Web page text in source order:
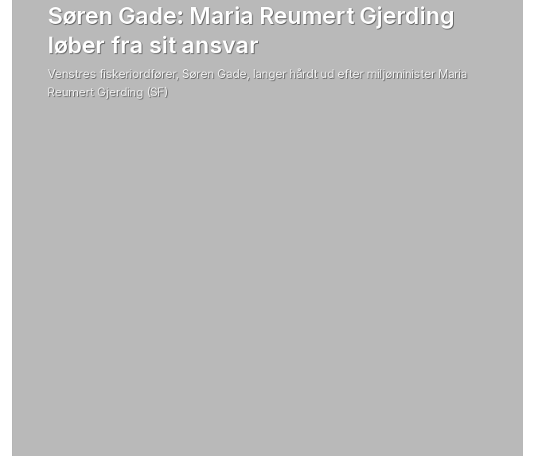
Søren Gade: Maria Reumert Gjerding
løber fra sit ansvar
Venstres fiskeriordfører, Søren Gade, langer hårdt ud efter miljøminister Maria
Reumert Gjerding (SF)